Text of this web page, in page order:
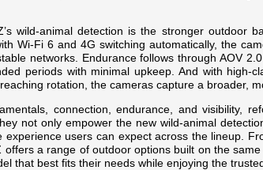
wild-animal detection is the stronger outdoor
Wi-Fi 6 and 4G switching automatically, the
networks. Endurance follows through AOV
periods with minimal upkeep. And with high-
reaching rotation, the cameras capture a broader,
connection, endurance, and visibility,
not only empower the new wild-animal
experience users can expect across the lineup.
offers a range of outdoor options built on the
that best fits their needs while enjoying the